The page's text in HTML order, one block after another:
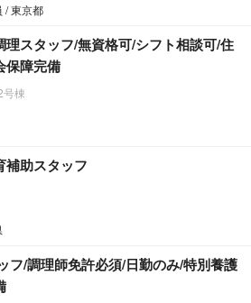
/ 東京都
理スタッフ/無資格可/シフト相談可/住
保障完備
号棟
補助スタッフ
フ/調理師免許必須/日勤のみ/特別養護